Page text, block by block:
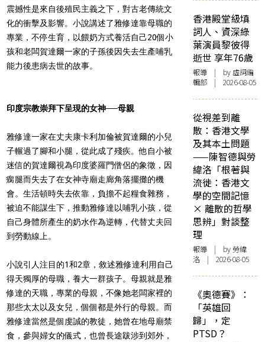
震撼性是來自後殖民主義之下，對古老傳統文
化的衝擊及影響。小說講述了雅修達靠母職的
專業，不停生育，以餵奶方式養活自己20個小
孩和老闆賀達爾一家的子孫後因失去生產哺乳
能力後患病去世的故事。
印度宗教崇拜下呈現的女神──母親
雅修達一家在丈夫康卡利加倫被賀達爾的小兒
子輾過了腳和小腿，從此成了殘疾。他自小被
迷信的賀達爾視為印度婆羅門僧侶的象徵，因
瘸腿而失去了在女神寺廟走廊角落擺攤的機
會。生活頓時失去依靠，負擔不起糧食雜務，
被迫不能謀生下，推動雅修達以哺乳小孩，從
自己身體所產生的奶水作為逆轉，代替丈夫回
到勞動線上。
小說引人注目的1和2章，敘述雅修達利用自己
得天獨厚的母職，養大一群孩子。母親就是雅
修達的天職，專業的母親，不像她老闆家裡的
那些太太以及女兒，個個都是外行的母親。而
雅修達當然是個虔誠的教徒，她曾在地母廟禁
食，參與婦女的儀式，也曾長途跋涉到郊外，
香港殿堂級填
詞人、資深綠
葉演員黎彼得
逝世 享年76歲
報導 | by 虛詞編
輯部 | 2026-08-05
從視差到離
散：香港文學
及其本土問題
——陳智德與勞
緯洛「根著與
流徙：香港文
學的空間記憶
× 離散的哲學
思辨」對談整
理
報導 | by 勞緯
洛 | 2026-08-05
《奧德賽》：
「英雄回
歸」，定
PTSD？